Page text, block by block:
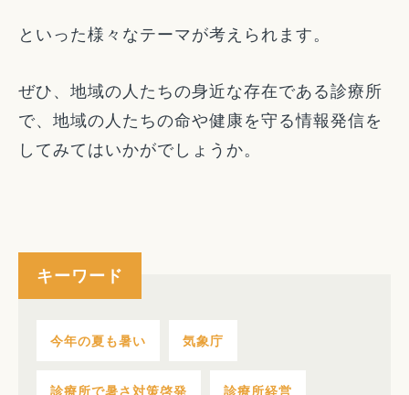
といった様々なテーマが考えられます。
ぜひ、地域の人たちの身近な存在である診療所
で、地域の人たちの命や健康を守る情報発信を
してみてはいかがでしょうか。
キーワード
今年の夏も暑い 気象庁
診療所で暑さ対策啓発 診療所経営